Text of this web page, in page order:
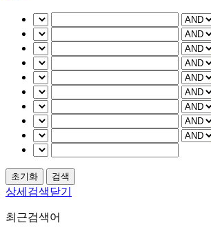
상세검색닫기
최근검색어